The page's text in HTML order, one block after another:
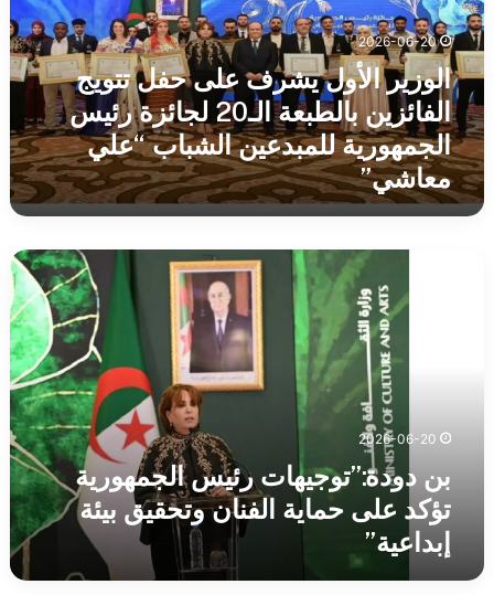
تتويج
الفائزين
بالطبعة
الـ20
لجائزة
رئيس
الجمهورية
للمبدعين
الشباب
“علي
2026-06-20
الوزير الأول يشرف على حفل تتويج
الفائزين بالطبعة الـ20 لجائزة رئيس
الجمهورية للمبدعين الشباب “علي
معاشي”
وتحقيق
إبداعية”
2026-06-20
بن دودة:”توجيهات رئيس الجمهورية
تؤكد على حماية الفنان وتحقيق بيئة
إبداعية”